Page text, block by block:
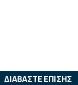
ΔΙΑΒΑΣΤΕ ΕΠΙΣΗΣ